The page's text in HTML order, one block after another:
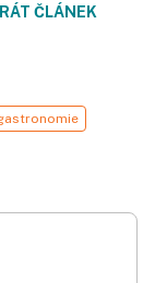
ČLÁNEK